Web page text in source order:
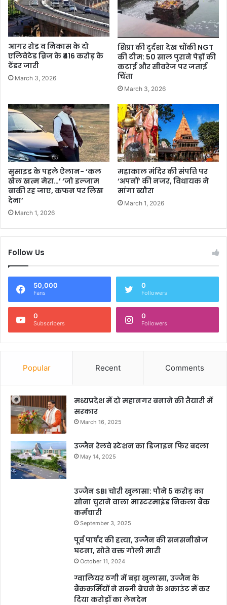
आगर रोड व निकास के दो
एलिवेटेड ब्रिज के ₹416 करोड़ के
टेंडर जारी
March 3, 2026
शिप्रा की दुर्दशा देख चौंकी NGT
की टीम: 50 साल पुराने पेड़ों की
कटाई और सीवरेज पर जताई
चिंता
March 3, 2026
सुसाइड के पहले ऐलान- ‘कल
खेल खत्म मेरा…’ ‘जो इल्जाम
बाकी रह जाए, कफन पर लिख
देना’
March 1, 2026
महाकाल मंदिर की संपत्ति पर
‘अपनों’ की नजर, विधायक ने
मांगा ब्यौरा
March 1, 2026
Follow Us
50,000
Fans
0
Followers
0
Subscribers
0
Followers
Popular Recent Comments
मध्यप्रदेश में दो महानगर बनाने की तैयारी में
सरकार
March 16, 2025
उज्जैन रेलवे स्टेशन का डिजाइन फिर बदला
May 14, 2025
उज्जैन SBI चोरी खुलासा: पौने 5 करोड़ का
सोना चुराने वाला मास्टरमाइंड निकला बैंक
कर्मचारी
September 3, 2025
पूर्व पार्षद की हत्या, उज्जैन की सनसनीखेज
घटना, सोते वक्त गोली मारी
October 11, 2024
ग्वालियर ठगी में बड़ा खुलासा, उज्जैन के
बैंककर्मियों ने सब्जी बेचने के अकाउंट में कर
दिया करोड़ों का लेनदेन